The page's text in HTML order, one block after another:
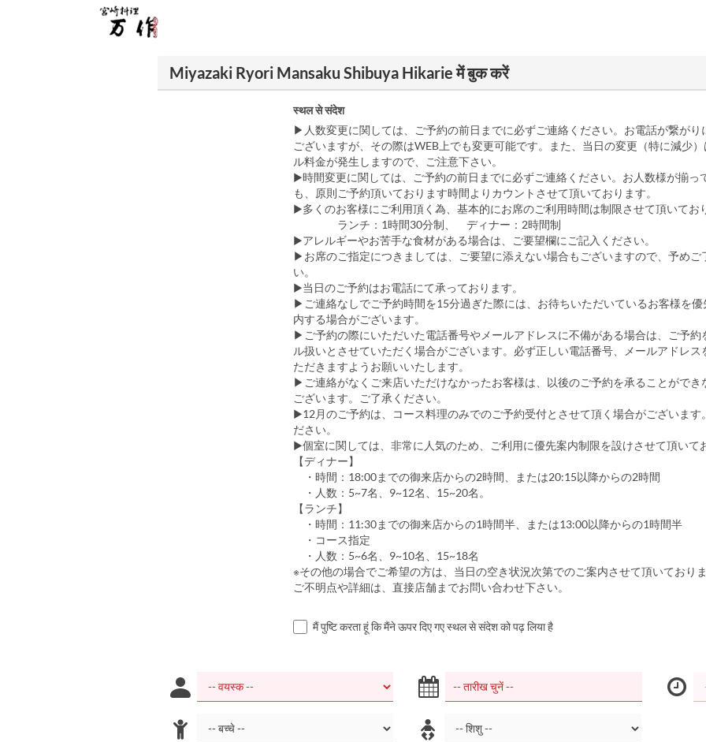
Miyazaki Ryori Mansaku Shibuya Hikarie में बुक करें
स्थल से संदेश
▶人数変更に関しては、ご予約の前日までに必ずご連絡ください。お電話が繋がり
ございますが、その際はWEB上でも変更可能です。また、当日の変更（特に減少
ル料金が発生しますので、ご注意下さい。
▶時間変更に関しては、ご予約の前日までに必ずご連絡ください。お人数様が揃っ
も、原則ご予約頂いております時間よりカウントさせて頂いております。
▶︎多くのお客様にご利用頂く為、基本的にお席のご利用時間は制限させて頂いてお
ランチ：1時間30分制、 ディナー：2時間制
▶アレルギーやお苦手な食材がある場合は、ご要望欄にご記入ください。
▶お席のご指定につきましては、ご要望に添えない場合もございますので、予めご
い。
▶当日のご予約はお電話にて承っております。
▶ご連絡なしでご予約時間を15分過ぎた際には、お待ちいただいているお客様を優
内する場合がございます。
▶ご予約の際にいただいた電話番号やメールアドレスに不備がある場合は、ご予約
ル扱いとさせていただく場合がございます。必ず正しい電話番号、メールアドレス
ただきますようお願いいたします。
▶ご連絡がなくご来店いただけなかったお客様は、以後のご予約を承ることができ
ございます。ご了承ください。
▶12月のご予約は、コース料理のみでのご予約受付とさせて頂く場合がございます
ださい。
▶個室に関しては、非常に人気のため、ご利用に優先案内制限を設けさせて頂いて
【ディナー】
・時間：18:00までの御来店からの2時間、または20:15以降からの2時間
・人数：5~7名、9~12名、15~20名。
【ランチ】
・時間：11:30までの御来店からの1時間半、または13:00以降からの1時間半
・コース指定
・人数：5~6名、9~10名、15~18名
※その他の場合でご希望の方は、当日の空き状況次第でのご案内させて頂いておりま
ご不明点や詳細は、直接店舗までお問い合わせ下さい。
मैं पुष्टि करता हूं कि मैंने ऊपर दिए गए स्थल से संदेश को पढ़ लिया है